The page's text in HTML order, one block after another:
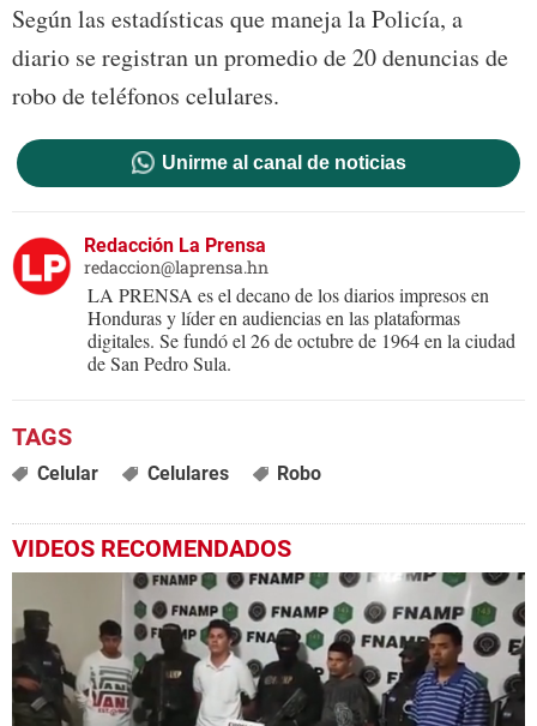
Según las estadísticas que maneja la Policía, a
diario se registran un promedio de 20 denuncias de
robo de teléfonos celulares.
Unirme al canal de noticias
Redacción La Prensa
redaccion@laprensa.hn
LA PRENSA es el decano de los diarios impresos en
Honduras y líder en audiencias en las plataformas
digitales. Se fundó el 26 de octubre de 1964 en la ciudad
de San Pedro Sula.
Celular Celulares Robo
VIDEOS RECOMENDADOS